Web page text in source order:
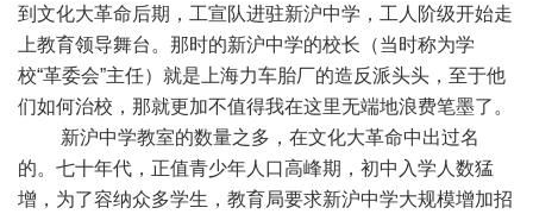
到文化大革命后期，工宣队进驻新沪中学，工人阶级开始走
上教育领导舞台。那时的新沪中学的校长（当时称为学
校“革委会”主任）就是上海力车胎厂的造反派头头，至于他
们如何治校，那就更加不值得我在这里无端地浪费笔墨了。
新沪中学教室的数量之多，在文化大革命中出过名
的。七十年代，正值青少年人口高峰期，初中入学人数猛
增，为了容纳众多学生，教育局要求新沪中学大规模增加招